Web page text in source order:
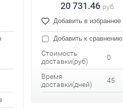
20 731.46 руб.
Добавить в избранное
Добавить к сравнению
Стоимость
доставки(руб)
0
Время
доставки(дней)
45